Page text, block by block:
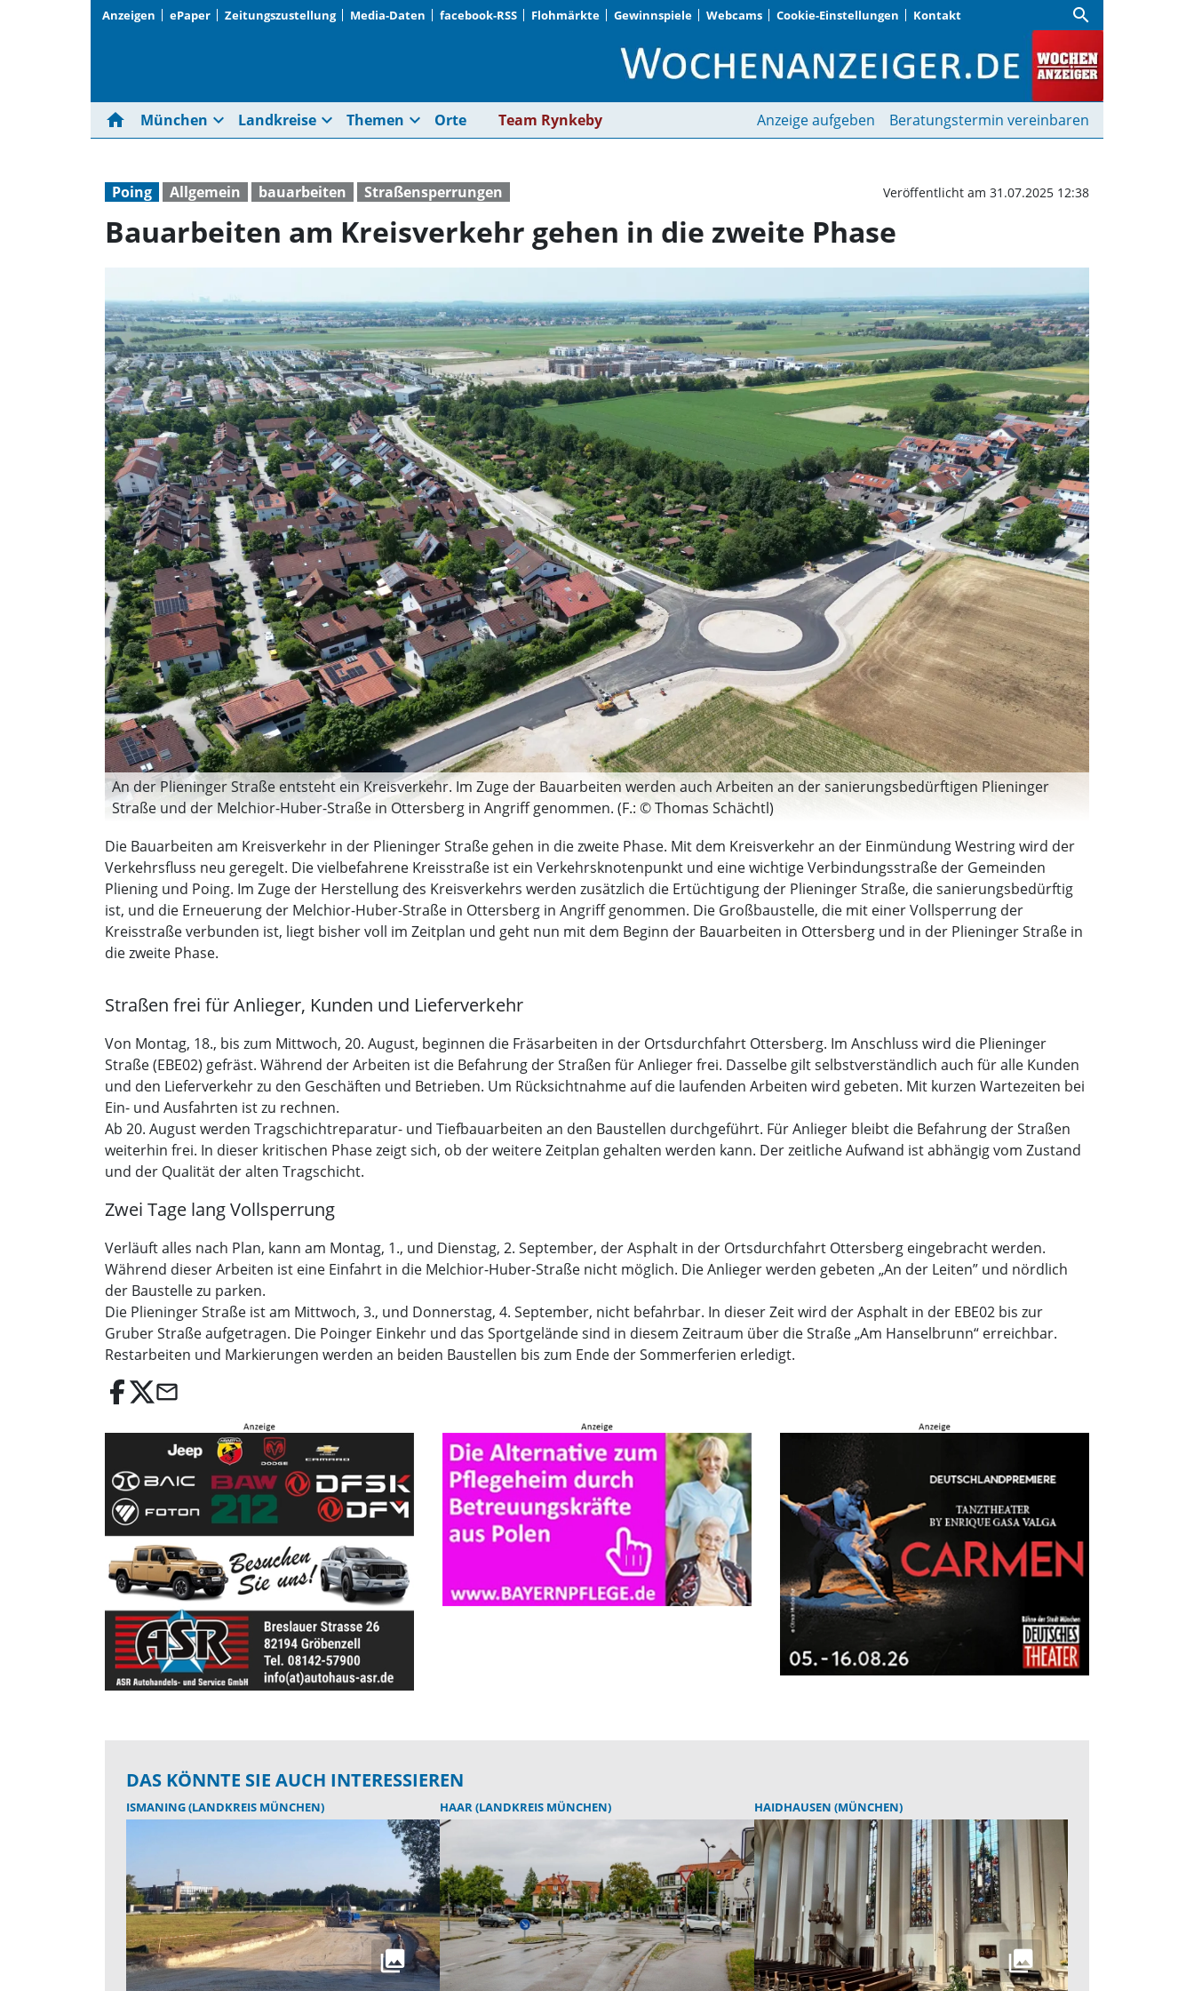
Anzeigen ePaper Zeitungszustellung Media-Daten facebook-RSS Flohmärkte Gewinnspiele Webcams Cookie-Einstellungen Kontakt search
Bauarbeiten am Kreisverkehr gehen in die
home München expand_more Landkreise expand_more Themen expand_more Orte Team Rynkeby Anzeige aufgeben Beratungstermin vereinbaren
Poing Allgemein bauarbeiten Straßensperrungen Veröffentlicht am 31.07.2025 12:38
Bauarbeiten am Kreisverkehr gehen in die zweite Phase
An der Plieninger Straße entsteht ein Kreisverkehr. Im Zuge der Bauarbeiten werden auch Arbeiten an der sanierungsbedürftigen Plieninger
Straße und der Melchior-Huber-Straße in Ottersberg in Angriff genommen. (F.: © Thomas Schächtl)
Die Bauarbeiten am Kreisverkehr in der Plieninger Straße gehen in die zweite Phase. Mit dem Kreisverkehr an der Einmündung Westring wird der
Verkehrsfluss neu geregelt. Die vielbefahrene Kreisstraße ist ein Verkehrsknotenpunkt und eine wichtige Verbindungsstraße der Gemeinden
Pliening und Poing. Im Zuge der Herstellung des Kreisverkehrs werden zusätzlich die Ertüchtigung der Plieninger Straße, die sanierungsbedürftig
ist, und die Erneuerung der Melchior-Huber-Straße in Ottersberg in Angriff genommen. Die Großbaustelle, die mit einer Vollsperrung der
Kreisstraße verbunden ist, liegt bisher voll im Zeitplan und geht nun mit dem Beginn der Bauarbeiten in Ottersberg und in der Plieninger Straße in
die zweite Phase.
Straßen frei für Anlieger, Kunden und Lieferverkehr
Von Montag, 18., bis zum Mittwoch, 20. August, beginnen die Fräsarbeiten in der Ortsdurchfahrt Ottersberg. Im Anschluss wird die Plieninger
Straße (EBE02) gefräst. Während der Arbeiten ist die Befahrung der Straßen für Anlieger frei. Dasselbe gilt selbstverständlich auch für alle Kunden
und den Lieferverkehr zu den Geschäften und Betrieben. Um Rücksichtnahme auf die laufenden Arbeiten wird gebeten. Mit kurzen Wartezeiten bei
Ein- und Ausfahrten ist zu rechnen.
Ab 20. August werden Tragschichtreparatur- und Tiefbauarbeiten an den Baustellen durchgeführt. Für Anlieger bleibt die Befahrung der Straßen
weiterhin frei. In dieser kritischen Phase zeigt sich, ob der weitere Zeitplan gehalten werden kann. Der zeitliche Aufwand ist abhängig vom Zustand
und der Qualität der alten Tragschicht.
Zwei Tage lang Vollsperrung
Verläuft alles nach Plan, kann am Montag, 1., und Dienstag, 2. September, der Asphalt in der Ortsdurchfahrt Ottersberg eingebracht werden.
Während dieser Arbeiten ist eine Einfahrt in die Melchior-Huber-Straße nicht möglich. Die Anlieger werden gebeten „An der Leiten” und nördlich
der Baustelle zu parken.
Die Plieninger Straße ist am Mittwoch, 3., und Donnerstag, 4. September, nicht befahrbar. In dieser Zeit wird der Asphalt in der EBE02 bis zur
Gruber Straße aufgetragen. Die Poinger Einkehr und das Sportgelände sind in diesem Zeitraum über die Straße „Am Hanselbrunn“ erreichbar.
Restarbeiten und Markierungen werden an beiden Baustellen bis zum Ende der Sommerferien erledigt.
email
DAS KÖNNTE SIE AUCH INTERESSIEREN
ISMANING (LANDKREIS MÜNCHEN) HAAR (LANDKREIS MÜNCHEN) HAIDHAUSEN (MÜNCHEN)